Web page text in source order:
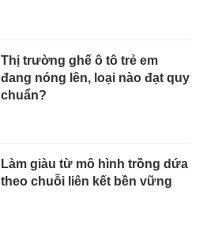
Thị trường ghế ô tô trẻ em
đang nóng lên, loại nào đạt quy
chuẩn?
Làm giàu từ mô hình trồng dứa
theo chuỗi liên kết bền vững